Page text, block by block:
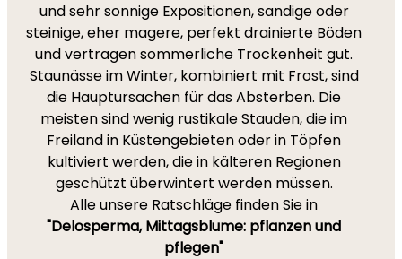
und sehr sonnige Expositionen, sandige oder
steinige, eher magere, perfekt drainierte Böden
und vertragen sommerliche Trockenheit gut.
Staunässe im Winter, kombiniert mit Frost, sind
die Hauptursachen für das Absterben. Die
meisten sind wenig rustikale Stauden, die im
Freiland in Küstengebieten oder in Töpfen
kultiviert werden, die in kälteren Regionen
geschützt überwintert werden müssen.
Alle unsere Ratschläge finden Sie in
"Delosperma, Mittagsblume: pflanzen und
pflegen"